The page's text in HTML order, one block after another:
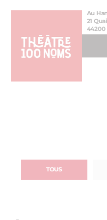
Aller
Aller au
Au
21
44200
TOUS